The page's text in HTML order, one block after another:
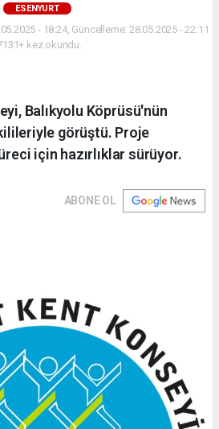
ESENYURT
- 18:24, Güncelleme: 28.05.2025 - 22:11
kez okundu.
Balıkyolu Köprüsü'nün
görüştü. Proje
için hazırlıklar sürüyor.
ABONE OL